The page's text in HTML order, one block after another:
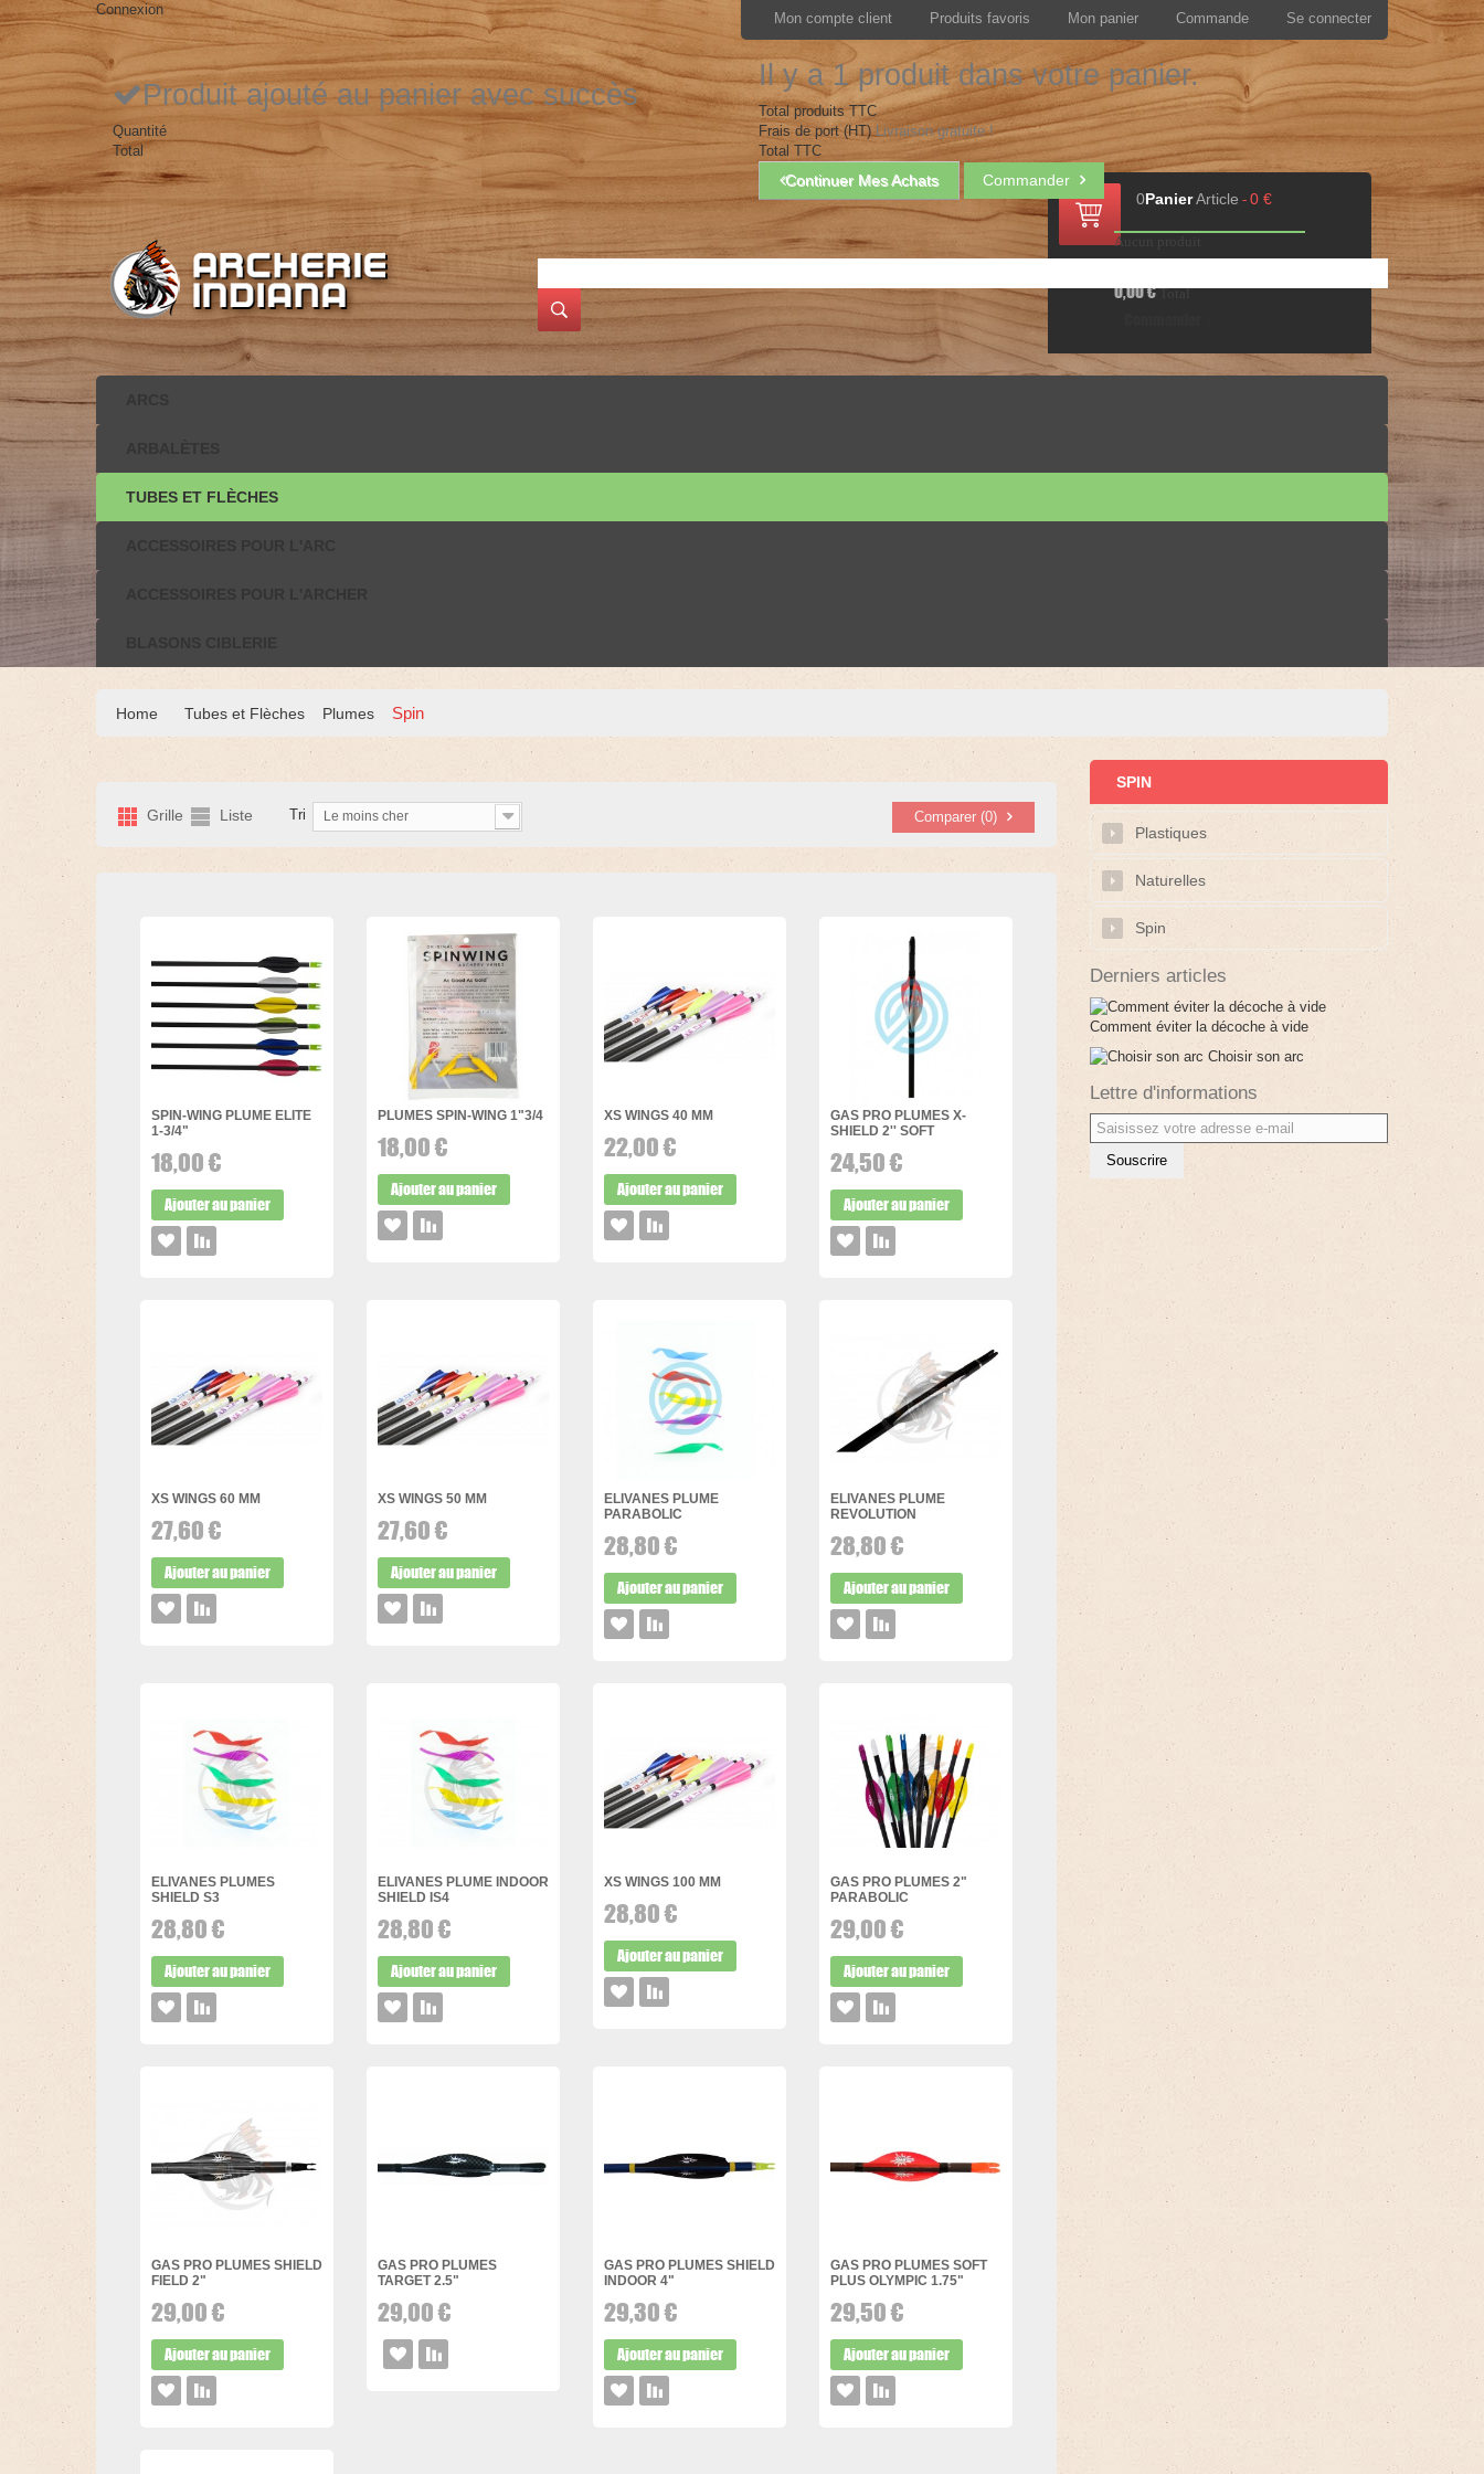
Mon compte client Produits favoris Mon panier Commande Se connecter
Connexion
Panier
0 Article - 0 €
Aucun produit
0,00 € Total
Produit ajouté au panier avec succès
Quantité
Total
Il y a 1 produit dans votre panier.
Total produits TTC
Frais de port (HT)Livraison gratuite !
Total TTC
Continuer Mes Achats Commander
TUBES ET FLÈCHES
Home Tubes et Flèches Plumes Spin
Comparer (0)
Grille Liste Tri Le moins cher
SPIN-WING PLUME ELITE
1-3/4"
18,00 €
Ajouter au panier
PLUMES SPIN-WING 1"3/4
18,00 €
Ajouter au panier
XS WINGS 40 MM
22,00 €
Ajouter au panier
GAS PRO PLUMES X-
SHIELD 2'' SOFT
24,50 €
Ajouter au panier
XS WINGS 60 MM
27,60 €
Ajouter au panier
XS WINGS 50 MM
27,60 €
Ajouter au panier
ELIVANES PLUME
PARABOLIC
28,80 €
Ajouter au panier
ELIVANES PLUME
REVOLUTION
28,80 €
Ajouter au panier
ELIVANES PLUMES
SHIELD S3
28,80 €
Ajouter au panier
ELIVANES PLUME INDOOR
SHIELD IS4
28,80 €
Ajouter au panier
XS WINGS 100 MM
28,80 €
Ajouter au panier
GAS PRO PLUMES 2"
PARABOLIC
29,00 €
Ajouter au panier
GAS PRO PLUMES SHIELD
FIELD 2"
29,00 €
Ajouter au panier
GAS PRO PLUMES
TARGET 2.5"
29,00 €
GAS PRO PLUMES SHIELD
INDOOR 4"
29,30 €
Ajouter au panier
GAS PRO PLUMES SOFT
PLUS OLYMPIC 1.75"
29,50 €
Ajouter au panier
SPIN
Plastiques
Naturelles
Spin
Derniers articles
Comment éviter la décoche à vide
Choisir son arc
Lettre d'informations
Souscrire